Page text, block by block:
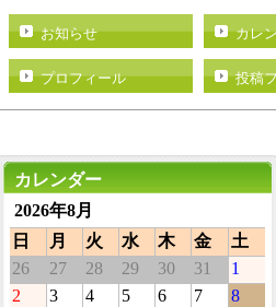
す）お知らせ カレ
プロフィール 投稿
カレンダー
2026年8月
日
月 火 水 木 金
土
26
27 28 29 30 31
1
2
3 4 5 6 7
8